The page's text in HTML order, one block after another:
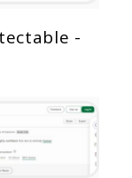
-